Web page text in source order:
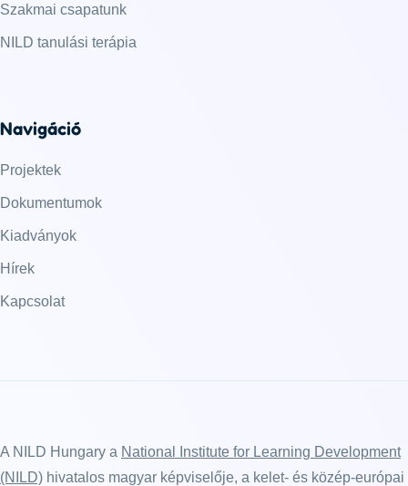
Szakmai csapatunk
NILD tanulási terápia
Navigáció
Projektek
Dokumentumok
Kiadványok
Hírek
Kapcsolat
A NILD Hungary a National Institute for Learning Development
(NILD) hivatalos magyar képviselője, a kelet- és közép-európai